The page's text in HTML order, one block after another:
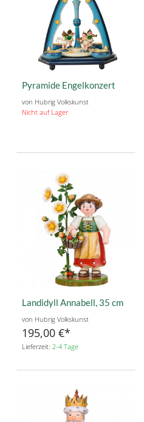
Pyramide Engelkonzert
von Hubrig Volkskunst
Nicht auf Lager
Landidyll Annabell, 35 cm
von Hubrig Volkskunst
195,00 €
Lieferzeit: 2-4 Tage